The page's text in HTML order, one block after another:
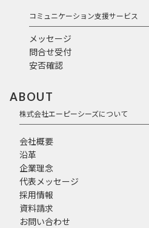
コミュニケーション支援サービス
メッセージ
問合せ受付
安否確認
ABOUT
株式会社エーピーシーズについて
会社概要
沿革
企業理念
代表メッセージ
採用情報
資料請求
お問い合わせ